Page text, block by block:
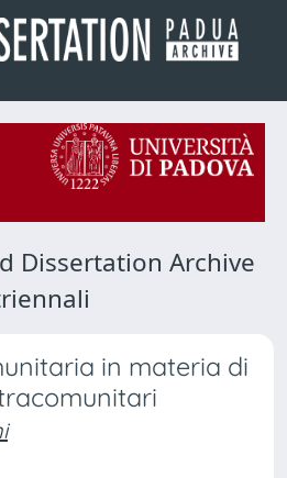
Dissertation Archive
in materia di